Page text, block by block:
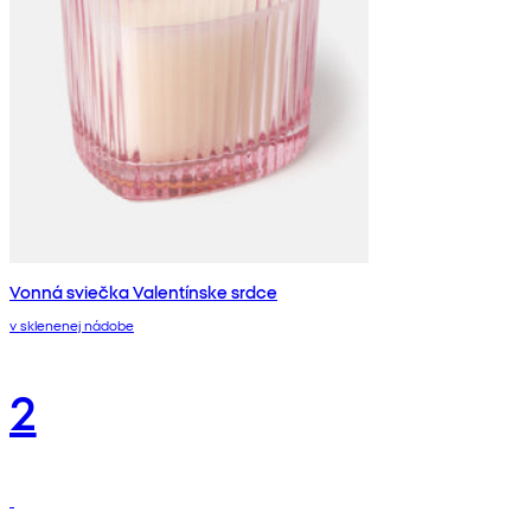
Vonná sviečka Valentínske srdce
v sklenenej nádobe
2